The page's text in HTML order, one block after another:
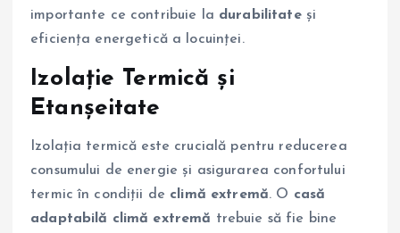
importante ce contribuie la durabilitateși
eficiența energetică a locuinței.
Izolație Termică și
Etanșeitate
Izolația termică este crucială pentru reducerea
consumului de energie și asigurarea confortului
termic în condiții de climă extremă. O casă
adaptabilă climă extremă trebuie să fie bine